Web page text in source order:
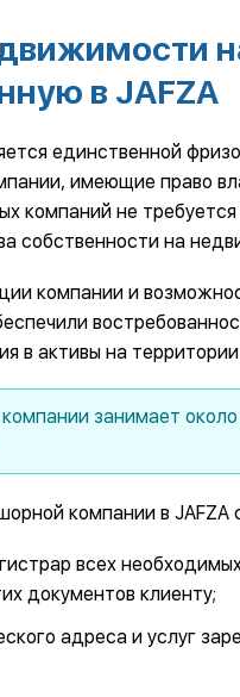
в JAFZA
единственной
имеющие право
компаний не
собственности на
компании и
в активы на
занимает
компании в JAFZA
всех
документов клиенту;
адреса и услуг